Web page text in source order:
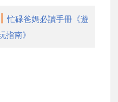
忙碌爸媽必讀手冊《遊
指南》